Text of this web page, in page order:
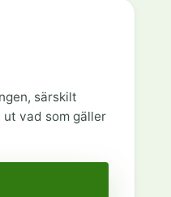
särskilt
vad som gäller